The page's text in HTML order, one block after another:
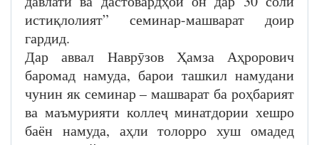
истиқлолият” семинар-машварат доир
гардид.
Дар аввал Наврӯзов Ҳамза Аҳрорович
баромад намуда, барои ташкил намудани
чунин як семинар – машварат ба роҳбарият
ва маъмурияти коллеҷ минатдории хешро
баён намуда, аҳли толорро хуш омадед